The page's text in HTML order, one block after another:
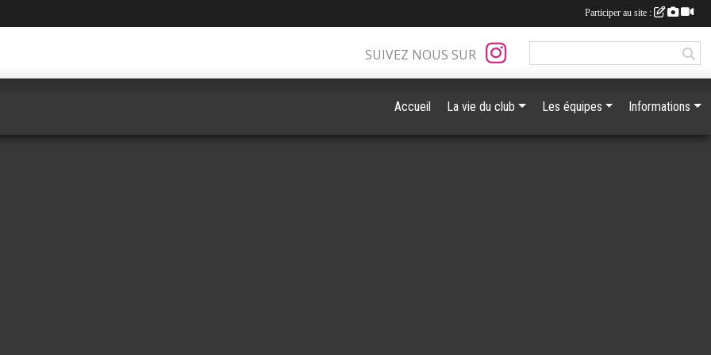
SUIVEZ NOUS SUR
Accueil La vie du club Les équipes Informations
Participer au site :